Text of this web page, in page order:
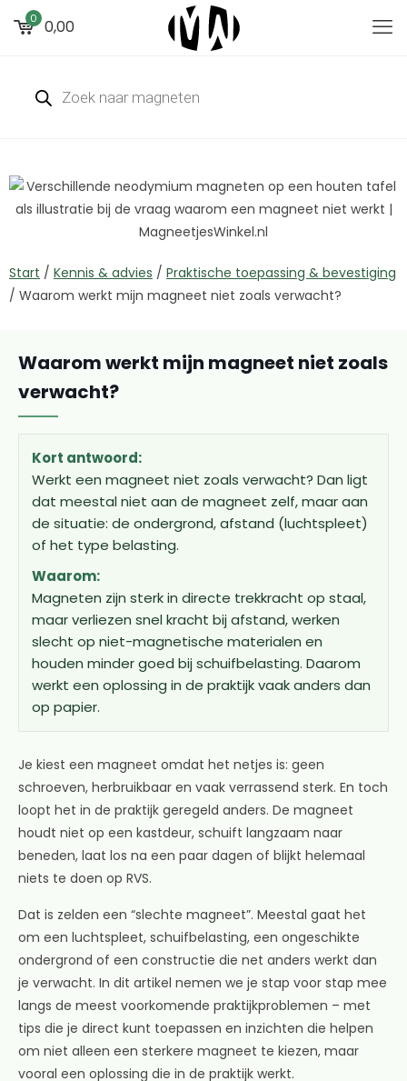
0 0,00
Start / Kennis & advies / Praktische toepassing & bevestiging
/ Waarom werkt mijn magneet niet zoals verwacht?
Waarom werkt mijn magneet niet zoals
verwacht?
Kort antwoord:
Werkt een magneet niet zoals verwacht? Dan ligt
dat meestal niet aan de magneet zelf, maar aan
de situatie: de ondergrond, afstand (luchtspleet)
of het type belasting.
Waarom:
Magneten zijn sterk in directe trekkracht op staal,
maar verliezen snel kracht bij afstand, werken
slecht op niet-magnetische materialen en
houden minder goed bij schuifbelasting. Daarom
werkt een oplossing in de praktijk vaak anders dan
op papier.
Je kiest een magneet omdat het netjes is: geen
schroeven, herbruikbaar en vaak verrassend sterk. En toch
loopt het in de praktijk geregeld anders. De magneet
houdt niet op een kastdeur, schuift langzaam naar
beneden, laat los na een paar dagen of blijkt helemaal
niets te doen op RVS.
Dat is zelden een “slechte magneet”. Meestal gaat het
om een luchtspleet, schuifbelasting, een ongeschikte
ondergrond of een constructie die net anders werkt dan
je verwacht. In dit artikel nemen we je stap voor stap mee
langs de meest voorkomende praktijkproblemen – met
tips die je direct kunt toepassen en inzichten die helpen
om niet alleen een sterkere magneet te kiezen, maar
vooral een oplossing die in de praktijk werkt.